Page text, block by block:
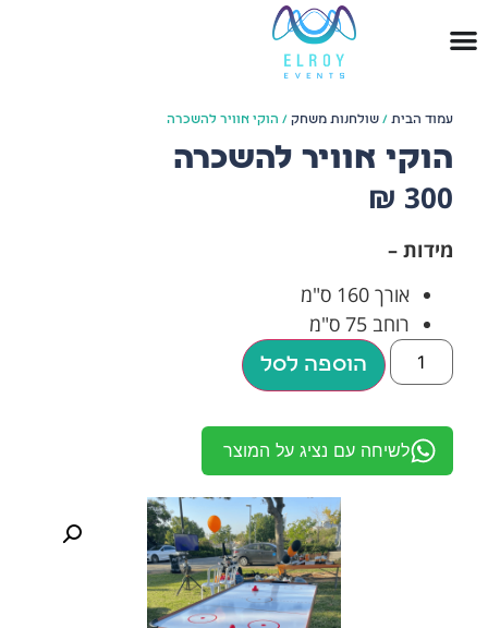
עמוד הבית /שולחנות משחק / הוקי אוויר להשכרה
הוקי אוויר להשכרה
₪ 300
מידות –
אורך 160 ס"מ
רוחב 75 ס"מ
הוספה לסל
לשיחה עם נציג על המוצר